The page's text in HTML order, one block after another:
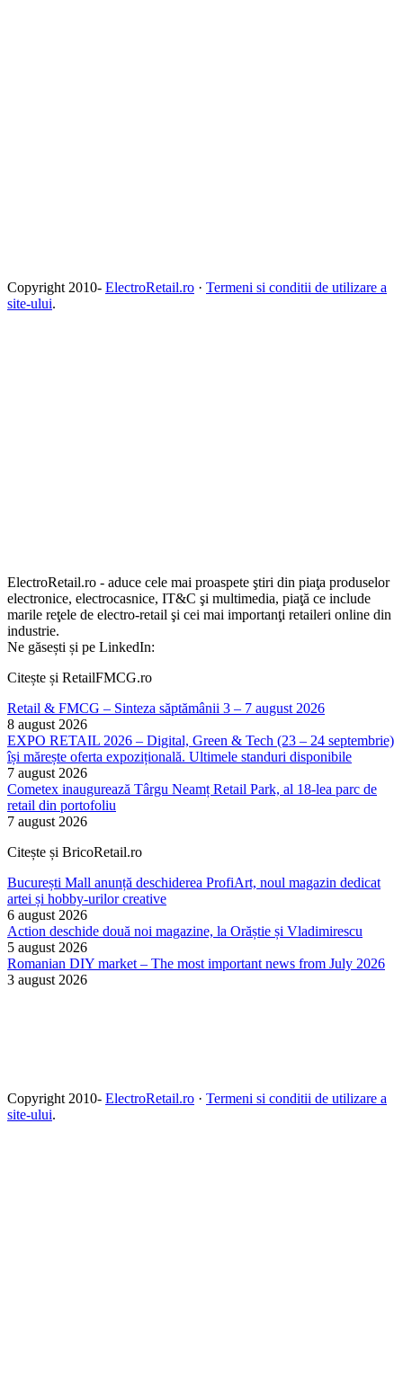
Copyright 2010- ElectroRetail.ro · Termeni si conditii de utilizare a
site-ului.
ElectroRetail.ro - aduce cele mai proaspete ştiri din piaţa produselor
electronice, electrocasnice, IT&C şi multimedia, piaţă ce include
marile reţele de electro-retail şi cei mai importanţi retaileri online din
industrie.
Ne găsești și pe LinkedIn:
Citește și RetailFMCG.ro
Retail & FMCG – Sinteza săptămânii 3 – 7 august 2026
8 august 2026
EXPO RETAIL 2026 – Digital, Green & Tech (23 – 24 septembrie)
își mărește oferta expozițională. Ultimele standuri disponibile
7 august 2026
Cometex inaugurează Târgu Neamț Retail Park, al 18-lea parc de
retail din portofoliu
7 august 2026
Citește și BricoRetail.ro
București Mall anunță deschiderea ProfiArt, noul magazin dedicat
artei și hobby-urilor creative
6 august 2026
Action deschide două noi magazine, la Orăștie și Vladimirescu
5 august 2026
Romanian DIY market – The most important news from July 2026
3 august 2026
Copyright 2010- ElectroRetail.ro · Termeni si conditii de utilizare a
site-ului.